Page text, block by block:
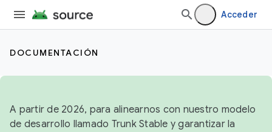
Acceder
DOCUMENTACIÓN
A partir de 2026, para alinearnos con nuestro modelo
de desarrollo llamado Trunk Stable y garantizar la